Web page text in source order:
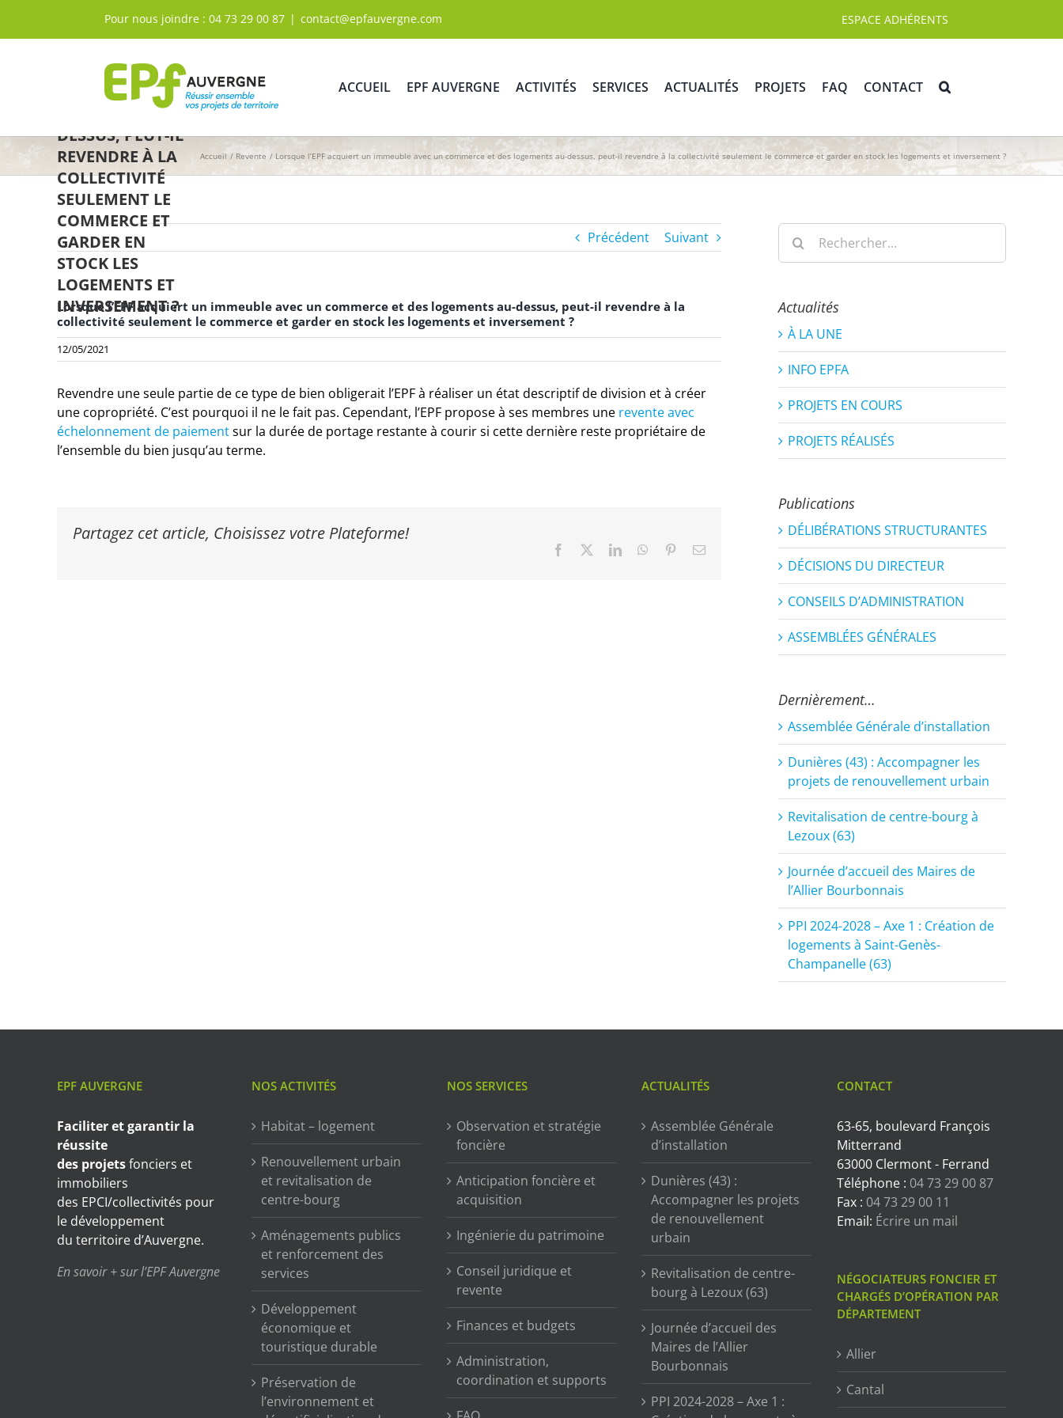
Pour nous joindre : 04 73 29 00 87 | contact@epfauvergne.com ESPACE ADHÉRENTS
ACCUEIL EPF AUVERGNE ACTIVITÉS SERVICES ACTUALITÉS PROJETS FAQ CONTACT
ACQUIERT UN
UN COMMERCE
ET DES
LOGEMENTS AU-
DESSUS, PEUT-IL
REVENDRE À LA
COLLECTIVITÉ
SEULEMENT LE
COMMERCE ET
GARDER EN
STOCK LES
LOGEMENTS ET
INVERSEMENT ?
Accueil Revente Lorsque l’EPF acquiert un immeuble avec un commerce et des logements au-dessus, peut-il revendre à la collectivité seulement le commerce et garder en stock les logements et inversement ?
Précédent Suivant
Lorsque l’EPF acquiert un immeuble avec un commerce et des logements au-dessus, peut-il revendre à la
collectivité seulement le commerce et garder en stock les logements et inversement ?
12/05/2021
Revendre une seule partie de ce type de bien obligerait l’EPF à réaliser un état descriptif de division et à créer
une copropriété. C’est pourquoi il ne le fait pas. Cependant, l’EPF propose à ses membres une revente avec
échelonnement de paiementsur la durée de portage restante à courir si cette dernière reste propriétaire de
l’ensemble du bien jusqu’au terme.
Partagez cet article, Choisissez votre Plateforme!
Facebook LinkedInWhatsApp
PinterestEmail
Rechercher:
Actualités
À LA UNE
INFO EPFA
PROJETS EN COURS
PROJETS RÉALISÉS
Publications
DÉLIBÉRATIONS STRUCTURANTES
DÉCISIONS DU DIRECTEUR
CONSEILS D’ADMINISTRATION
ASSEMBLÉES GÉNÉRALES
Dernièrement…
Assemblée Générale d’installation
Dunières (43) : Accompagner les
projets de renouvellement urbain
Revitalisation de centre-bourg à
Lezoux (63)
Journée d’accueil des Maires de
l’Allier Bourbonnais
PPI 2024-2028 – Axe 1 : Création de
logements à Saint-Genès-
Champanelle (63)
EPF AUVERGNE
Faciliter et garantir la
réussite
des projetsfonciers et
immobiliers
des EPCI/collectivités pour
le développement
du territoire d’Auvergne.
En savoir + sur l’EPF Auvergne
NOS ACTIVITÉS
Habitat – logement
Renouvellement urbain
et revitalisation de
centre-bourg
Aménagements publics
et renforcement des
services
Développement
économique et
touristique durable
Préservation de
l’environnement et
NOS SERVICES
Observation et stratégie
foncière
Anticipation foncière et
acquisition
Ingénierie du patrimoine
Conseil juridique et
revente
Finances et budgets
Administration,
coordination et supports
ACTUALITÉS
Assemblée Générale
d’installation
Dunières (43) :
Accompagner les projets
de renouvellement
urbain
Revitalisation de centre-
bourg à Lezoux (63)
Journée d’accueil des
Maires de l’Allier
Bourbonnais
PPI 2024-2028 – Axe 1 :
CONTACT
63-65, boulevard François
Mitterrand
63000 Clermont - Ferrand
Téléphone : 04 73 29 00 87
Fax : 04 73 29 00 11
Email: Écrire un mail
NÉGOCIATEURS FONCIER ET
CHARGÉS D’OPÉRATION PAR
DÉPARTEMENT
Allier
Cantal